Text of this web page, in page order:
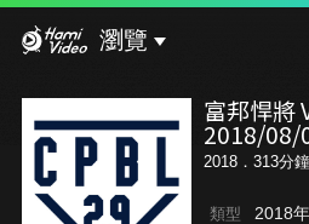
瀏覽
富邦悍將
2018/08/
2018．313分鐘
類型 2018